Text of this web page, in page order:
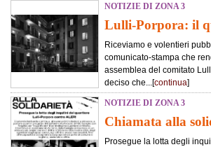
NOTIZIE DI ZONA 3
Lulli-Porpora: il
Riceviamo e volentieri
comunicato-stampa che
assemblea del comitato
deciso che...[continua]
NOTIZIE DI ZONA 3
Chiamata alla
Prosegue la lotta degli